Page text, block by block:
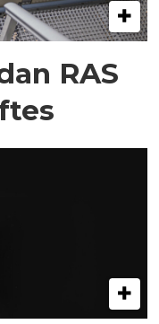
RAS